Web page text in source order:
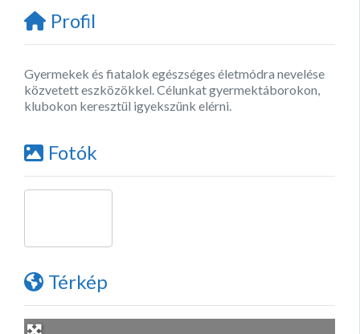
Profil
Gyermekek és fiatalok egészséges életmódra nevelése
közvetett eszközökkel. Célunkat gyermektáborokon,
klubokon keresztül igyekszünk elérni.
Fotók
Térkép